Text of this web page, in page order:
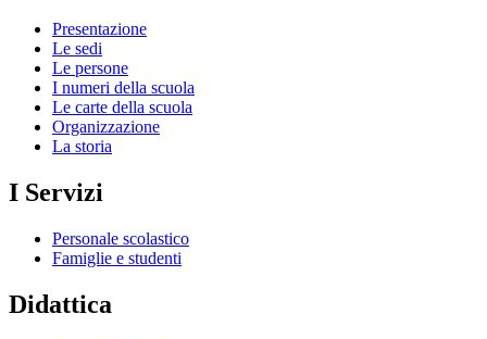
Presentazione
Le sedi
Le persone
I numeri della scuola
Le carte della scuola
Organizzazione
La storia
I Servizi
Personale scolastico
Famiglie e studenti
Didattica